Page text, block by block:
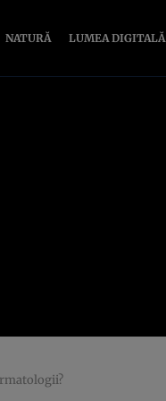
NATURĂ LUMEA DIGITALĂ